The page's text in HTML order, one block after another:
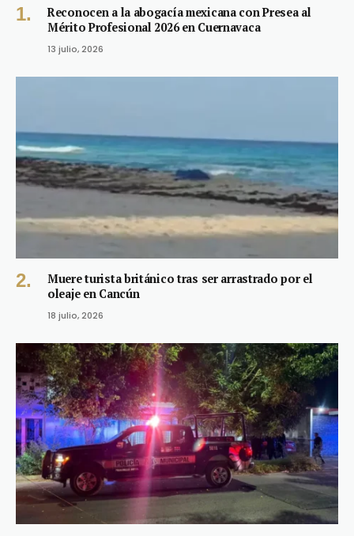
Reconocen a la abogacía mexicana con Presea al
Mérito Profesional 2026 en Cuernavaca
13 julio, 2026
Muere turista británico tras ser arrastrado por el
oleaje en Cancún
18 julio, 2026